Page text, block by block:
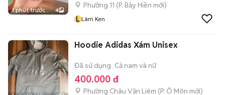
1 phút trước 4
Phường 11 (P. Bảy Hiền mới)
L Lâm Ken
Hoodie Adidas Xám Unisex
Đã sử dụng Cả nam và nữ
400.000 đ
Phường Châu Văn Liêm (P. Ô Môn mới)